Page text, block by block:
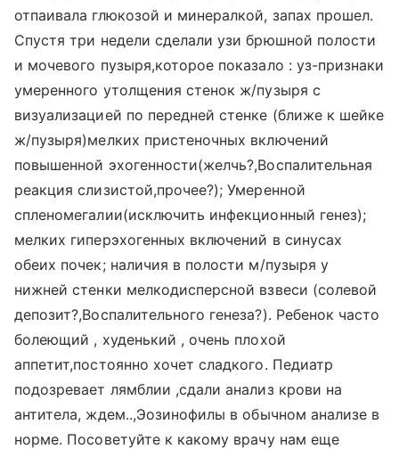
отпаивала глюкозой и минералкой, запах прошел.
Спустя три недели сделали узи брюшной полости
и мочевого пузыря,которое показало : уз-признаки
умеренного утолщения стенок ж/пузыря с
визуализацией по передней стенке (ближе к шейке
ж/пузыря)мелких пристеночных включений
повышенной эхогенности(желчь?,Воспалительная
реакция слизистой,прочее?); Умеренной
спленомегалии(исключить инфекционный генез);
мелких гиперэхогенных включений в синусах
обеих почек; наличия в полости м/пузыря у
нижней стенки мелкодисперсной взвеси (солевой
депозит?,Воспалительного генеза?). Ребенок часто
болеющий , худенький , очень плохой
аппетит,постоянно хочет сладкого. Педиатр
подозревает лямблии ,сдали анализ крови на
антитела, ждем..,Эозинофилы в обычном анализе в
норме. Посоветуйте к какому врачу нам еще